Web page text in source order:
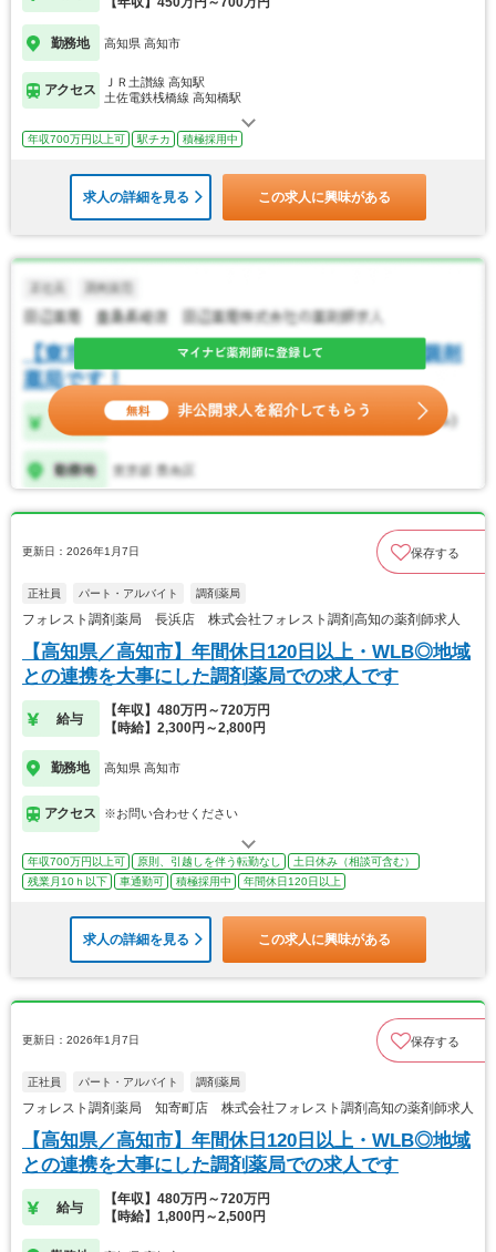
勤務地 高知県 高知市
アクセス
ＪＲ土讃線 高知駅
土佐電鉄桟橋線 高知橋駅
年収700万円以上可 駅チカ 積極採用中
求人の詳細を見る この求人に興味がある
更新日：2026年1月7日 保存する
正社員 パート・アルバイト 調剤薬局
フォレスト調剤薬局 長浜店 株式会社フォレスト調剤高知の薬剤師求人
【高知県／高知市】年間休日120日以上・WLB◎地域
との連携を大事にした調剤薬局での求人です
給与
【年収】480万円～720万円
【時給】2,300円～2,800円
勤務地 高知県 高知市
アクセス ※お問い合わせください
年収700万円以上可 原則、引越しを伴う転勤なし
土日休み（相談可含む）
残業月10ｈ以下
車通勤可 積極採用中 年間休日120日以上
求人の詳細を見る この求人に興味がある
更新日：2026年1月7日 保存する
正社員 パート・アルバイト 調剤薬局
フォレスト調剤薬局 知寄町店 株式会社フォレスト調剤高知の薬剤師求人
【高知県／高知市】年間休日120日以上・WLB◎地域
との連携を大事にした調剤薬局での求人です
給与
【年収】480万円～720万円
【時給】1,800円～2,500円